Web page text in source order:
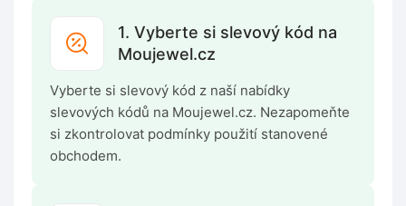
1. Vyberte si slevový kód na
Moujewel.cz
Vyberte si slevový kód z naší nabídky
slevových kódů na Moujewel.cz. Nezapomeňte
si zkontrolovat podmínky použití stanovené
obchodem.